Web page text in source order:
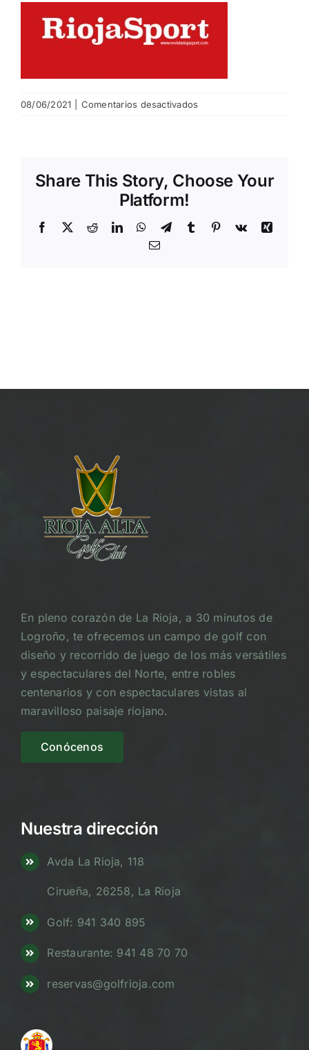
NOTICIAS
08/06/2021 Comentarios desactivados
Share This Story, Choose Your
Platform!
Facebook
X RedditLinkedInWhatsApp
TelegramTumblr Pinterest
Vk
Xing
Email
En pleno corazón de La Rioja, a 30 minutos de
Logroño, te ofrecemos un campo de golf con
diseño y recorrido de juego de los más versátiles
y espectaculares del Norte, entre robles
centenarios y con espectaculares vistas al
maravilloso paisaje riojano.
Conócenos
Nuestra dirección
Avda La Rioja, 118
Cirueña, 26258, La Rioja
Golf: 941 340 895
Restaurante: 941 48 70 70
reservas@golfrioja.com